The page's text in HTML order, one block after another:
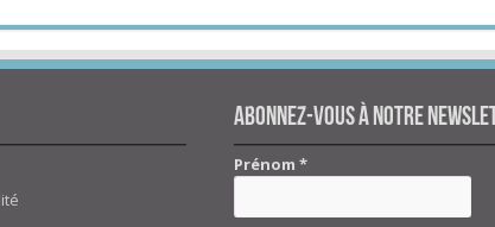
Abonnez-vous à notre
Prénom*